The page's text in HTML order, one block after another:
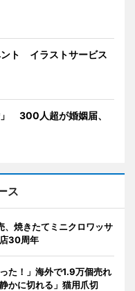
ント イラストサービス
300人超が婚姻届、
ス
、焼きたてミニクロワッサ
30周年
た！」海外で1.9万個売れ
かに切れる」猫用爪切